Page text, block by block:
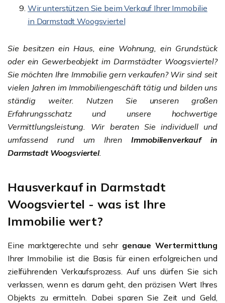
Wir unterstützen Sie beim Verkauf Ihrer Immobilie
in Darmstadt Woogsviertel
Sie besitzen ein Haus, eine Wohnung, ein Grundstück
oder ein Gewerbeobjekt im Darmstädter Woogsviertel?
Sie möchten Ihre Immobilie gern verkaufen? Wir sind seit
vielen Jahren im Immobiliengeschäft tätig und bilden uns
ständig weiter. Nutzen Sie unseren großen
Erfahrungsschatz und unsere hochwertige
Vermittlungsleistung. Wir beraten Sie individuell und
umfassend rund um IhrenImmobilienverkauf in
Darmstadt Woogsviertel.
Hausverkauf in Darmstadt
Woogsviertel - was ist Ihre
Immobilie wert?
Eine marktgerechte und sehr genaue Wertermittlung
Ihrer Immobilie ist die Basis für einen erfolgreichen und
zielführenden Verkaufsprozess. Auf uns dürfen Sie sich
verlassen, wenn es darum geht, den präzisen Wert Ihres
Objekts zu ermitteln. Dabei sparen Sie Zeit und Geld,